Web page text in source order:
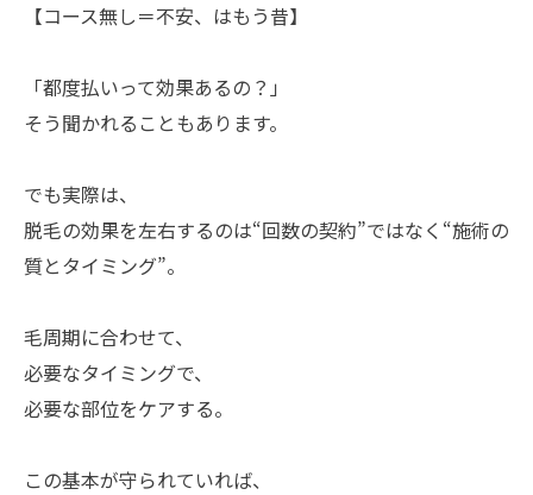
【コース無し＝不安、はもう昔】
「都度払いって効果あるの？」
そう聞かれることもあります。
でも実際は、
脱毛の効果を左右するのは“回数の契約”ではなく“施術の
質とタイミング”。
毛周期に合わせて、
必要なタイミングで、
必要な部位をケアする。
この基本が守られていれば、